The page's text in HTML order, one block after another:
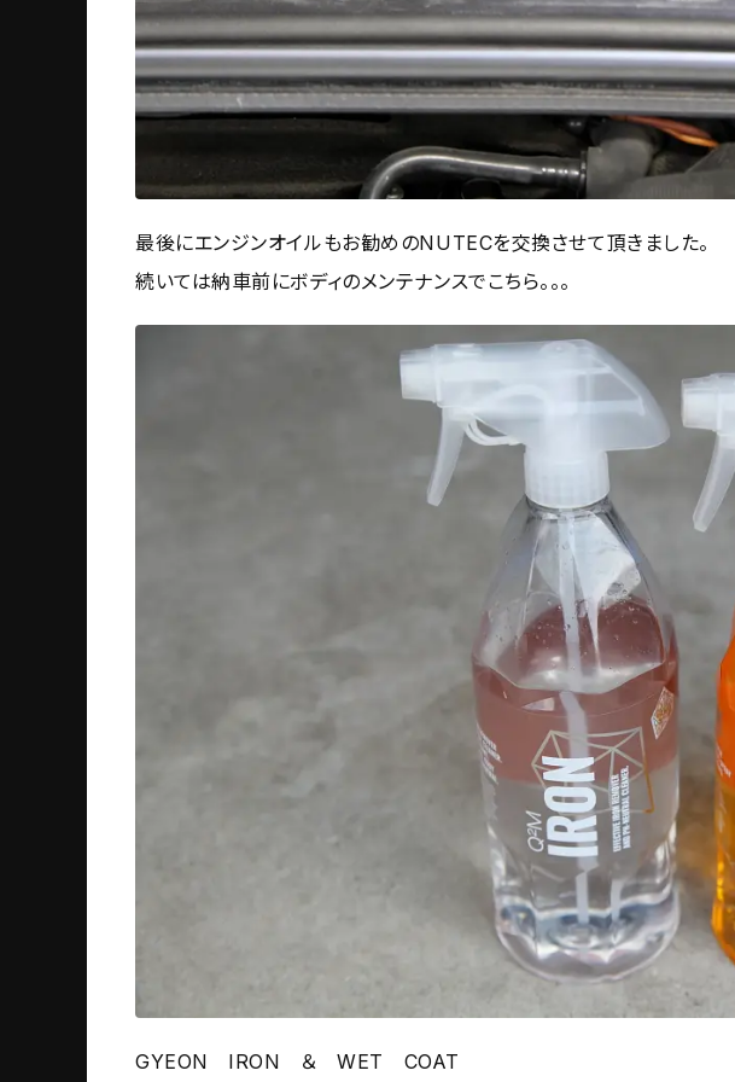
最後にエンジンオイルもお勧めのNUTECを交換させて頂きました。
続いては納車前にボディのメンテナンスでこちら。。。
GYEON IRON ＆ WET COAT